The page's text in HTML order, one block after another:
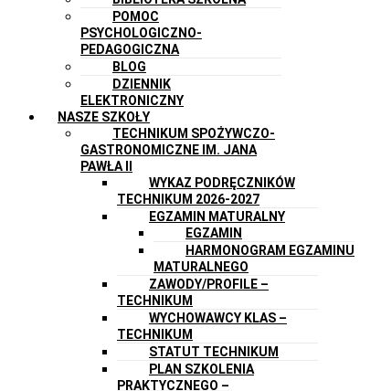
POMOC
PSYCHOLOGICZNO-
PEDAGOGICZNA
BLOG
DZIENNIK
ELEKTRONICZNY
NASZE SZKOŁY
TECHNIKUM SPOŻYWCZO-
GASTRONOMICZNE IM. JANA
PAWŁA II
WYKAZ PODRĘCZNIKÓW
TECHNIKUM 2026-2027
EGZAMIN MATURALNY
EGZAMIN
HARMONOGRAM EGZAMINU
MATURALNEGO
ZAWODY/PROFILE –
TECHNIKUM
WYCHOWAWCY KLAS –
TECHNIKUM
STATUT TECHNIKUM
PLAN SZKOLENIA
PRAKTYCZNEGO –